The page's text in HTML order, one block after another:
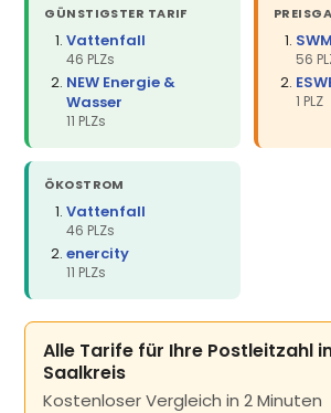
GÜNSTIGSTER TARIF
Vattenfall
46 PLZs
NEW Energie &
Wasser
11 PLZs
SWM
56
1 PLZ
ÖKOSTROM
Vattenfall
46 PLZs
enercity
11 PLZs
Alle Tarife für Ihre Postleitzahl
Saalkreis
Kostenloser Vergleich in 2 Minuten